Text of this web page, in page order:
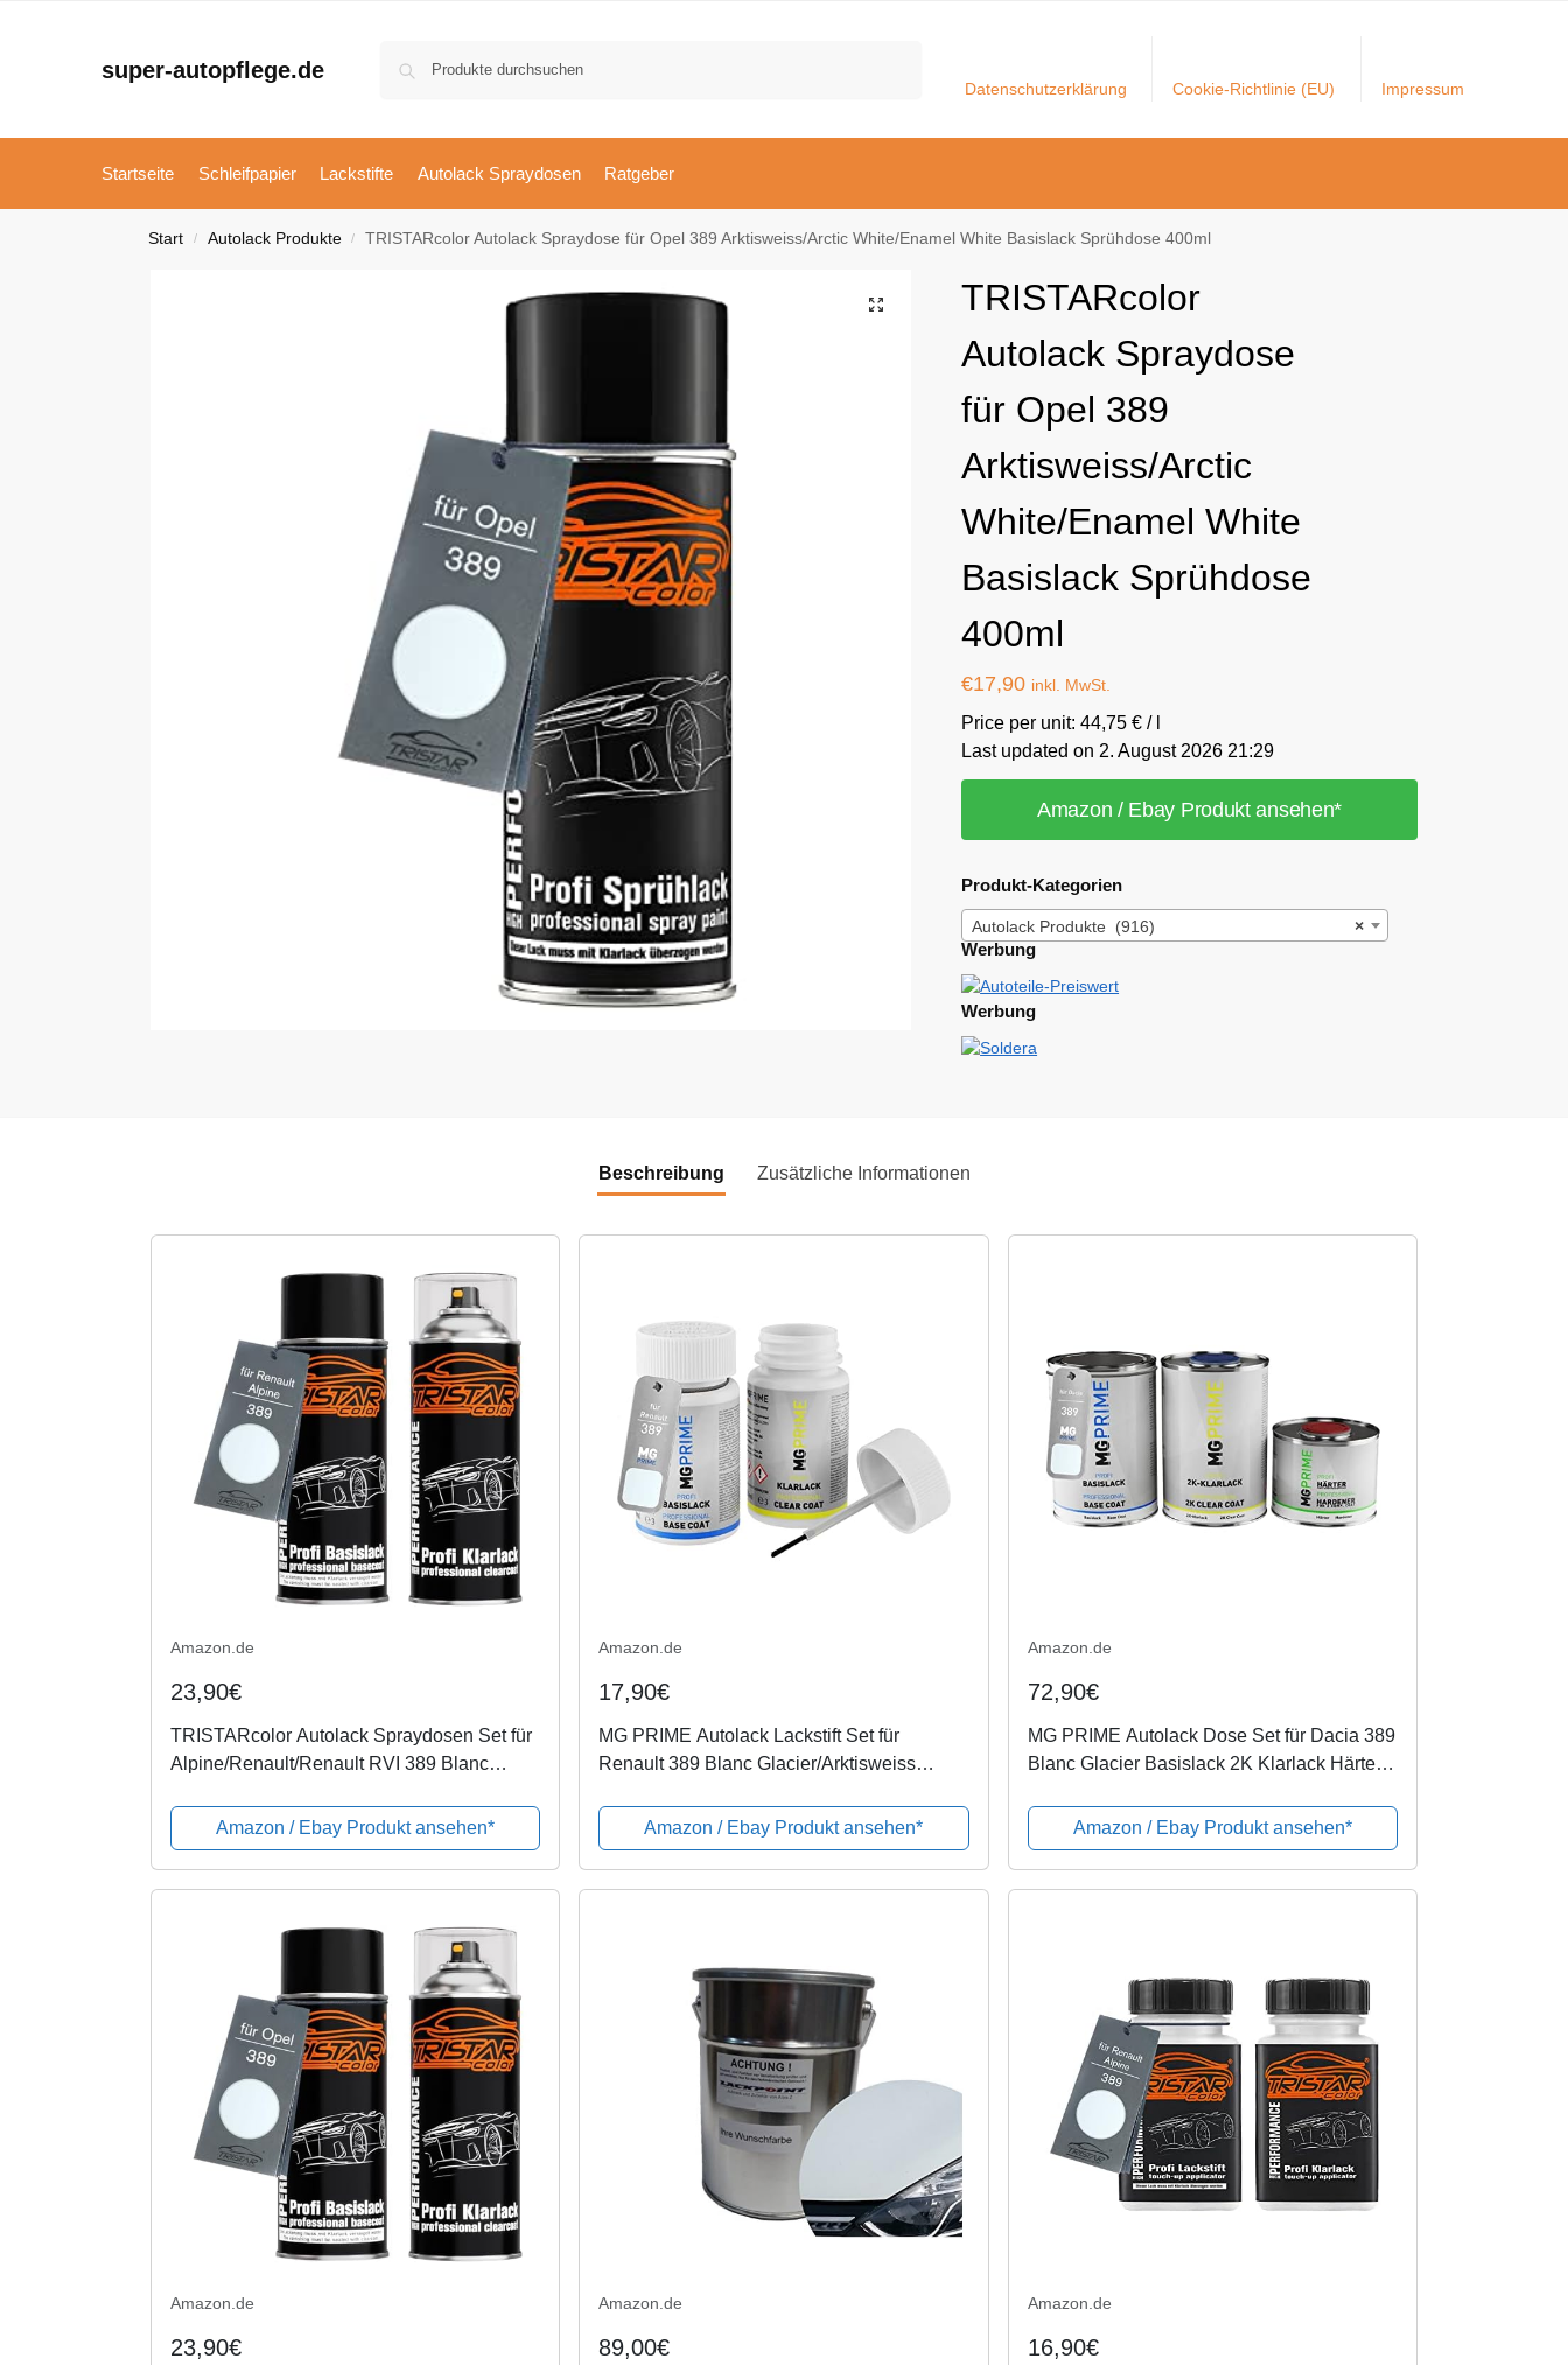
super-autopflege.de
Datenschutzerklärung Cookie-Richtlinie (EU) Impressum
Startseite Schleifpapier Lackstifte Autolack Spraydosen Ratgeber
Start / Autolack Produkte / TRISTARcolor Autolack Spraydose für Opel 389 Arktisweiss/Arctic White/Enamel White Basislack Sprühdose 400ml
TRISTARcolor
Autolack Spraydose
für Opel 389
Arktisweiss/Arctic
White/Enamel White
Basislack Sprühdose
400ml
€17,90 inkl. MwSt.
Price per unit: 44,75 € / l
Last updated on 2. August 2026 21:29
Amazon / Ebay Produkt ansehen*
Produkt-Kategorien
×
Autolack Produkte (916)
Werbung
Werbung
Beschreibung Zusätzliche Informationen
Amazon.de
23,90€
TRISTARcolor Autolack Spraydosen Set für
Alpine/Renault/Renault RVI 389 Blanc
Sprühdose 400ml
Amazon / Ebay Produkt ansehen*
Amazon.de
17,90€
MG PRIME Autolack Lackstift Set für
Renault 389 Blanc Glacier/Arktisweiss
Amazon / Ebay Produkt ansehen*
Amazon.de
72,90€
MG PRIME Autolack Dose Set für Dacia 389
Blanc Glacier Basislack 2K Klarlack Härter
Amazon / Ebay Produkt ansehen*
Amazon.de
23,90€
Amazon.de
89,00€
Amazon.de
16,90€